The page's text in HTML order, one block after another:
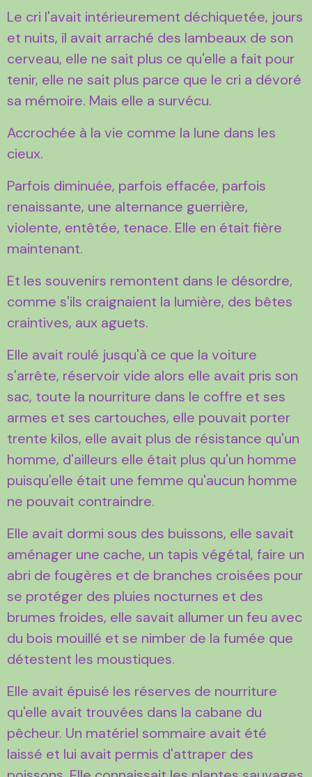
Le cri l'avait intérieurement déchiquetée, jours
et nuits, il avait arraché des lambeaux de son
cerveau, elle ne sait plus ce qu'elle a fait pour
tenir, elle ne sait plus parce que le cri a dévoré
sa mémoire. Mais elle a survécu.
Accrochée à la vie comme la lune dans les
cieux.
Parfois diminuée, parfois effacée, parfois
renaissante, une alternance guerrière,
violente, entêtée, tenace. Elle en était fière
maintenant.
Et les souvenirs remontent dans le désordre,
comme s'ils craignaient la lumière, des bêtes
craintives, aux aguets.
Elle avait roulé jusqu'à ce que la voiture
s'arrête, réservoir vide alors elle avait pris son
sac, toute la nourriture dans le coffre et ses
armes et ses cartouches, elle pouvait porter
trente kilos, elle avait plus de résistance qu'un
homme, d'ailleurs elle était plus qu'un homme
puisqu'elle était une femme qu'aucun homme
ne pouvait contraindre.
Elle avait dormi sous des buissons, elle savait
aménager une cache, un tapis végétal, faire un
abri de fougères et de branches croisées pour
se protéger des pluies nocturnes et des
brumes froides, elle savait allumer un feu avec
du bois mouillé et se nimber de la fumée que
détestent les moustiques.
Elle avait épuisé les réserves de nourriture
qu'elle avait trouvées dans la cabane du
pêcheur. Un matériel sommaire avait été
laissé et lui avait permis d'attraper des